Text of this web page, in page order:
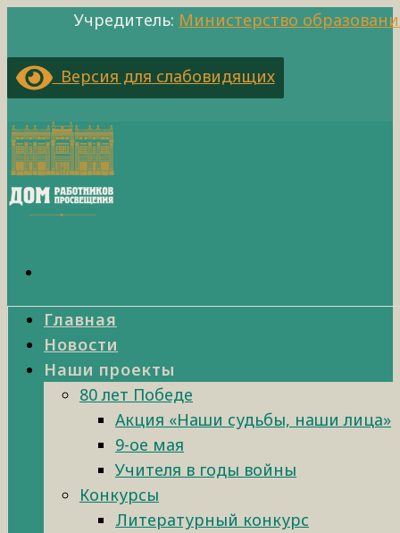
Учредитель: Министерство
Версия для слабовидящих
Главная
Новости
Наши проекты
80 лет Победе
Акция «Наши судьбы, наши лица»
9-ое мая
Учителя в годы войны
Конкурсы
Литературный конкурс